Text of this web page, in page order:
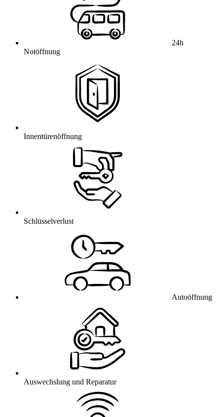
24h
Notöffnung
Innentürenöffnung
Schlüsselverlust
Autoöffnung
Auswechslung und Reparatur